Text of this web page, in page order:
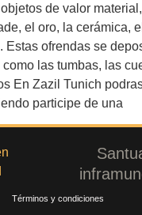
de valor
el oro, la cerámica,
Estas ofrendas se
como las tumbas, las
En Zazil Tunich
participe de una
Términos y condiciones